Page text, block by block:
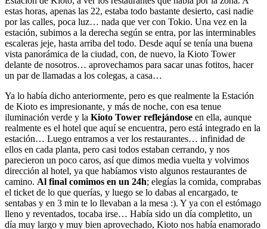
estas horas, apenas las 22, estaba todo bastante desierto, casi nadie
por las calles, poca luz… nada que ver con Tokio. Una vez en la
estación, subimos a la derecha según se entra, por las interminables
escaleras jeje, hasta arriba del todo. Desde aquí se tenía una buena
vista panorámica de la ciudad, con, de nuevo, la Kioto Tower
delante de nosotros… aprovechamos para sacar unas fotitos, hacer
un par de llamadas a los colegas, a casa…
Ya lo había dicho anteriormente, pero es que realmente la Estación
de Kioto es impresionante, y más de noche, con esa tenue
iluminación verde y la Kioto Tower reflejándose en ella, aunque
realmente es el hotel que aquí se encuentra, pero está integrado en la
estación… Luego entramos a ver los restaurantes… infinidad de
ellos en cada planta, pero casi todos estaban cerrando, y nos
parecieron un poco caros, así que dimos media vuelta y volvimos
dirección al hotel, ya que habíamos visto algunos restaurantes de
camino. Al final comimos en un 24h; elegías la comida, comprabas
el ticket de lo que querías, y luego se lo dabas al encargado, te
sentabas y en 3 min te lo llevaban a la mesa :). Y ya con el estómago
lleno y reventados, tocaba irse… Había sido un día completito, un
día muy largo y muy bien aprovechado, Kioto nos había enamorado